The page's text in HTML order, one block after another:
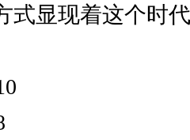
式显现着这个时
10
8